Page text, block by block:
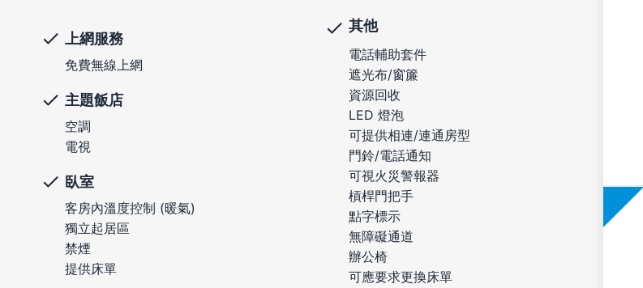
上網服務
免費無線上網
主題飯店
空調
電視
臥室
客房內溫度控制 (暖氣)
獨立起居區
禁煙
提供床單
其他
電話輔助套件
遮光布/窗簾
資源回收
LED 燈泡
可提供相連/連通房型
門鈴/電話通知
可視火災警報器
槓桿門把手
點字標示
無障礙通道
辦公椅
可應要求更換床單